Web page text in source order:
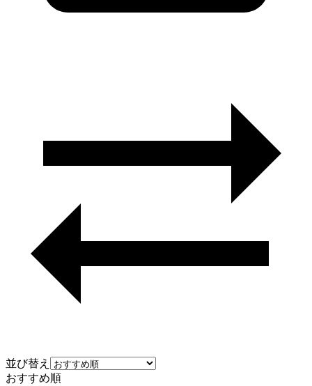
並び替え
おすすめ順